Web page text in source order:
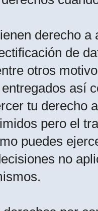
derecho
de
otros
así
tu derecho
pero el
puedes
no